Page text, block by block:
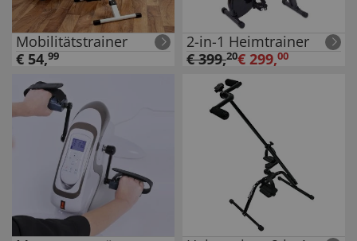
Mobilitätstrainer
€ 54,99
2-in-1 Heimtrainer
€399,20€ 299,00